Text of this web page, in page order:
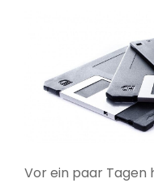
Vor ein paar